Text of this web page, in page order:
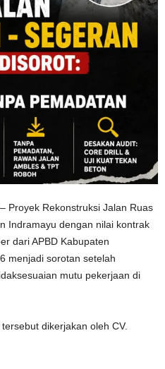
– Proyek Rekonstruksi Jalan Ruas
Indramayu dengan nilai kontrak
dari APBD Kabupaten
menjadi sorotan setelah
mutu pekerjaan di
dikerjakan oleh CV.